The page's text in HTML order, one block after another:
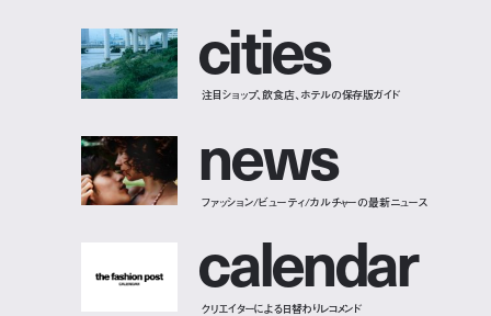
cities
注目ショップ、飲食店、ホテルの保存版ガイド
news
ファッション/ビューティ/カルチャーの最新ニュース
calendar
クリエイターによる日替わりレコメンド